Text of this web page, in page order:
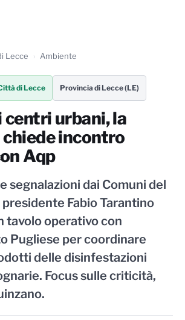
Lecce Ambiente
di Lecce Provincia di Lecce (LE)
centri urbani, la
incontro
Aqp
segnalazioni dai Comuni del
Fabio Tarantino
tavolo operativo con
Pugliese per coordinare
delle disinfestazioni
Focus sulle criticità,